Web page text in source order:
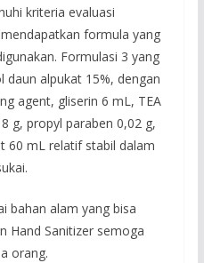
kriteria evaluasi
formula yang
Formulasi 3 yang
alpukat 15%, dengan
agent, gliserin 6 mL, TEA
g, propyl paraben 0,02 g,
60 mL relatif stabil dalam
bahan alam yang bisa
Hand Sanitizer semoga
orang.